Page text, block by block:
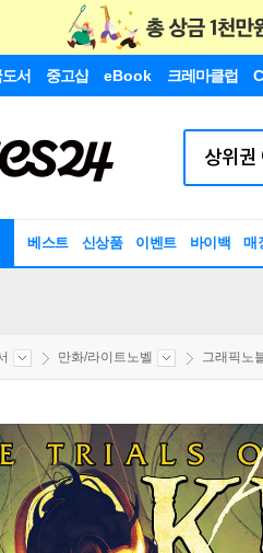
서 중고샵 eBook 크레마클럽
베스트 신상품 이벤트 바이백 매
만화/라이트노벨 그래픽노